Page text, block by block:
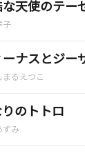
な天使のテー
子
ーナスとジー
まるえつこ
りのトトロ
ずみ